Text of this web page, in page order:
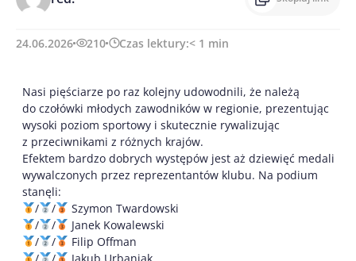
24.06.2026 210 Czas lektury:< 1 min
Nasi pięściarze po raz kolejny udowodnili, że należą
do czołówki młodych zawodników w regionie, prezentując
wysoki poziom sportowy i skutecznie rywalizując
z przeciwnikami z różnych krajów.
Efektem bardzo dobrych występów jest aż dziewięć medali
wywalczonych przez reprezentantów klubu. Na podium
stanęli:
/
/
Szymon Twardowski
/
/
Janek Kowalewski
/
/
Filip Offman